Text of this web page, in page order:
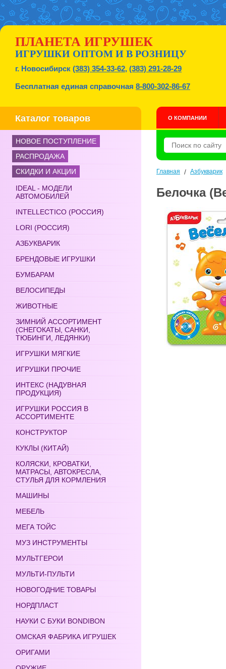
ПЛАНЕТА ИГРУШЕК
ИГРУШКИ ОПТОМ И В РОЗНИЦУ
г. Новосибирск (383) 354-33-62, (383) 291-28-29
Бесплатная единая справочная 8-800-302-86-67
Каталог товаров О КОМПАНИИ
НОВОЕ ПОСТУПЛЕНИЕ
РАСПРОДАЖА
СКИДКИ И АКЦИИ
IDEAL - МОДЕЛИ
АВТОМОБИЛЕЙ
INTELLECTICO (РОССИЯ)
LORI (РОССИЯ)
АЗБУКВАРИК
БРЕНДОВЫЕ ИГРУШКИ
БУМБАРАМ
ВЕЛОСИПЕДЫ
ЖИВОТНЫЕ
ЗИМНИЙ АССОРТИМЕНТ
(СНЕГОКАТЫ, САНКИ,
ТЮБИНГИ, ЛЕДЯНКИ)
ИГРУШКИ МЯГКИЕ
ИГРУШКИ ПРОЧИЕ
ИНТЕКС (НАДУВНАЯ
ПРОДУКЦИЯ)
ИГРУШКИ РОССИЯ В
АССОРТИМЕНТЕ
КОНСТРУКТОР
КУКЛЫ (КИТАЙ)
КОЛЯСКИ, КРОВАТКИ,
МАТРАСЫ, АВТОКРЕСЛА,
СТУЛЬЯ ДЛЯ КОРМЛЕНИЯ
МАШИНЫ
МЕБЕЛЬ
МЕГА ТОЙС
МУЗ ИНСТРУМЕНТЫ
МУЛЬТГЕРОИ
МУЛЬТИ-ПУЛЬТИ
НОВОГОДНИЕ ТОВАРЫ
НОРДПЛАСТ
НАУКИ С БУКИ BONDIBON
ОМСКАЯ ФАБРИКА ИГРУШЕК
ОРИГАМИ
Главная / Азбукварик
Белочка